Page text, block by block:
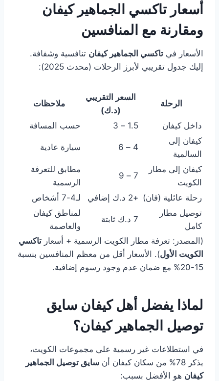
أسعار تاكسي الجماهير كيفان
ومقارنة مع المنافسين
الأسعار في تاكسي الجماهير كيفان تنافسية وشفافة.
إليك جدول تقريبي لأبرز الرحلات (محدث 2025):
الرحلة
السعر التقريبي
(د.ك)
ملاحظات
داخل كيفان 1.5 – 3
حسب المسافة
كيفان إلى
السالمية
4 – 6 سيارة عادية
كيفان إلى مطار
الكويت
7 – 9
مطابق للتعرفة
الرسمية
رحلة عائلية (فان) +2 د.ك إضافي
لـ4-7 أشخاص
توصيل مطار
كامل
7 د.ك ثابتة
لمناطق كيفان
والعاصمة
(المصدر: تعرفة مطار الكويت الرسمية + أسعار تاكسي
الكويت الأول). الأسعار أقل من معظم المنافسين بنسبة
15-20% مع ضمان عدم وجود رسوم إضافية.
لماذا يفضل أهل كيفان سايق
توصيل الجماهير كيفان؟
في استطلاعات غير رسمية على مجموعات الكويت،
يذكر 78% من سكان كيفان أن
سايق توصيل الجماهير
كيفان هو الأفضل بسبب: